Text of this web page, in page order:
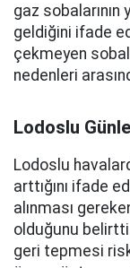
gaz sobalarının
geldiğini ifade
çekmeyen
nedenleri
Lodoslu
Lodoslu
arttığını ifade
alınması
olduğunu
geri tepmesi